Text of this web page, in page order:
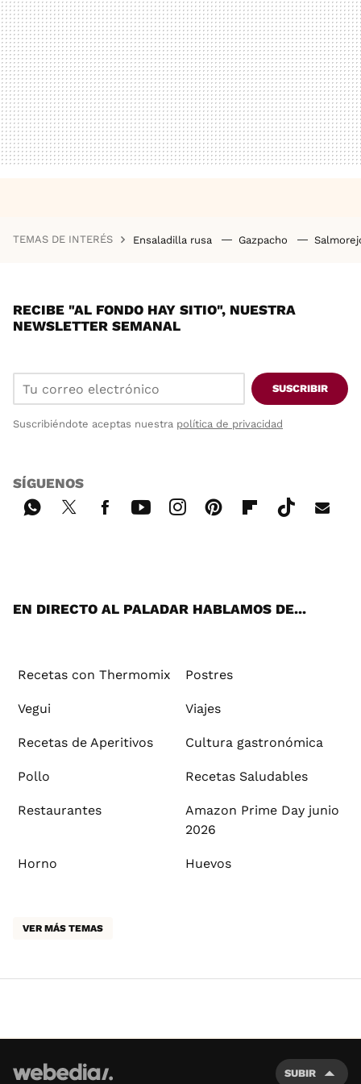
TEMAS DE INTERÉS Ensaladilla rusa Gazpacho
RECIBE "AL FONDO HAY SITIO", NUESTRA
NEWSLETTER SEMANAL
SUSCRIBIR
Suscribiéndote aceptas nuestra política de privacidad
SÍGUENOS
EN DIRECTO AL PALADAR HABLAMOS DE...
Recetas con Thermomix Postres
Vegui Viajes
Recetas de Aperitivos Cultura gastronómica
Pollo Recetas Saludables
Restaurantes
Amazon Prime Day junio
2026
Horno Huevos
VER MÁS TEMAS
SUBIR